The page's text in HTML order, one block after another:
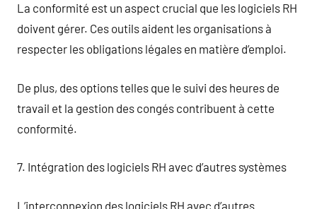
La conformité est un aspect crucial que les logiciels RH
doivent gérer. Ces outils aident les organisations à
respecter les obligations légales en matière d’emploi.
De plus, des options telles que le suivi des heures de
travail et la gestion des congés contribuent à cette
conformité.
7. Intégration des logiciels RH avec d’autres systèmes
L’interconnexion des logiciels RH avec d’autres